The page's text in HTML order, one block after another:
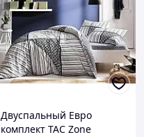
Двуспальный Евро
комплект TAC Zone